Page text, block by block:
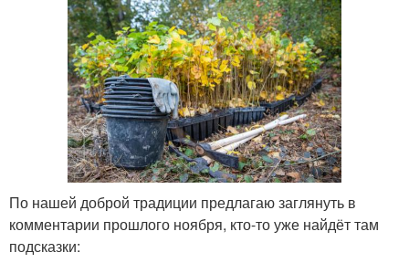
По нашей доброй традиции предлагаю заглянуть в
комментарии прошлого ноября, кто-то уже найдёт там
подсказки: